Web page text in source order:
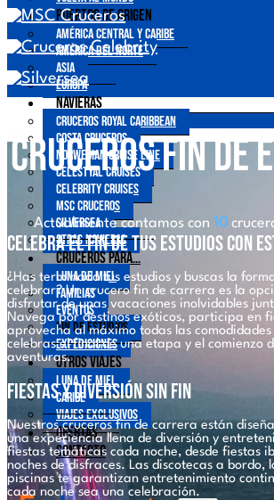
Puertos de origen
América central y Caribe
América del Norte
Asia
Europa
Navieras
Cruceros Royal Caribbean
Costa Cruceros
Norwegian Cruise Line
Celestyal Cruises
Celebrity Cruises
MSC Cruceros
Silversea
Otras Navieras
Cruceros para…
Luna de Miel
Familias
Eventos
Fin de Estudios
Expediciones
Otros viajes
Luna de Miel
Caribe
Viajes exclusivos
Ofertas
Contacto
Cruceros Fin de
Actualmente contamos con 10
Celebra el Fin de tus Estudios con
¿Has terminado tus estudios y buscas la
celebrar? Un crucero fin de carrera es la
disfrutar de unas vacaciones inolvidables
Navega por destinos exóticos, participa en
aprovecha al máximo todas las
celebras el final de una etapa y el comienzo
aventuras.
Fiestas y Diversión Sin Fin
Nuestros cruceros fin de carrera están
una experiencia llena de diversión y
fiestas temáticas cada noche, desde fiestas
noches de disfraces. Las discotecas a bordo,
piscinas te garantizan entretenimiento
cada noche sea una celebración.